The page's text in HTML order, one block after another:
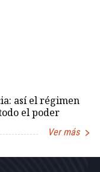
así el régimen
el poder
Ver más